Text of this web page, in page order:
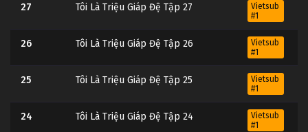
27 Tôi Là Triệu Giáp Đệ Tập 27
Vietsub
#1
26 Tôi Là Triệu Giáp Đệ Tập 26
Vietsub
#1
25 Tôi Là Triệu Giáp Đệ Tập 25
Vietsub
#1
24 Tôi Là Triệu Giáp Đệ Tập 24
Vietsub
#1